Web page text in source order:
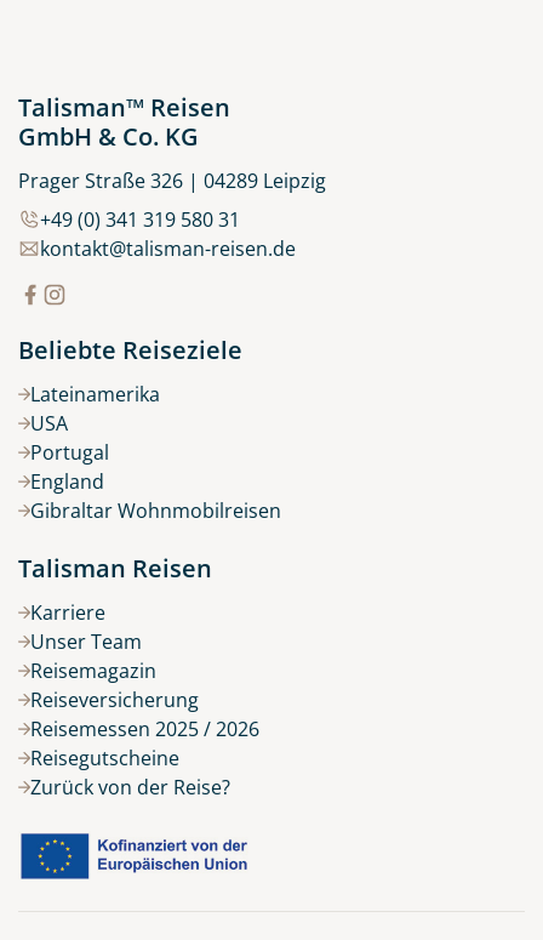
Talisman™ Reisen
GmbH & Co. KG
Prager Straße 326 | 04289 Leipzig
+49 (0) 341 319 580 31
kontakt@talisman-reisen.de
Beliebte Reiseziele
Lateinamerika
USA
Portugal
England
Gibraltar Wohnmobilreisen
Talisman Reisen
Karriere
Unser Team
Reisemagazin
Reiseversicherung
Reisemessen 2025 / 2026
Reisegutscheine
Zurück von der Reise?